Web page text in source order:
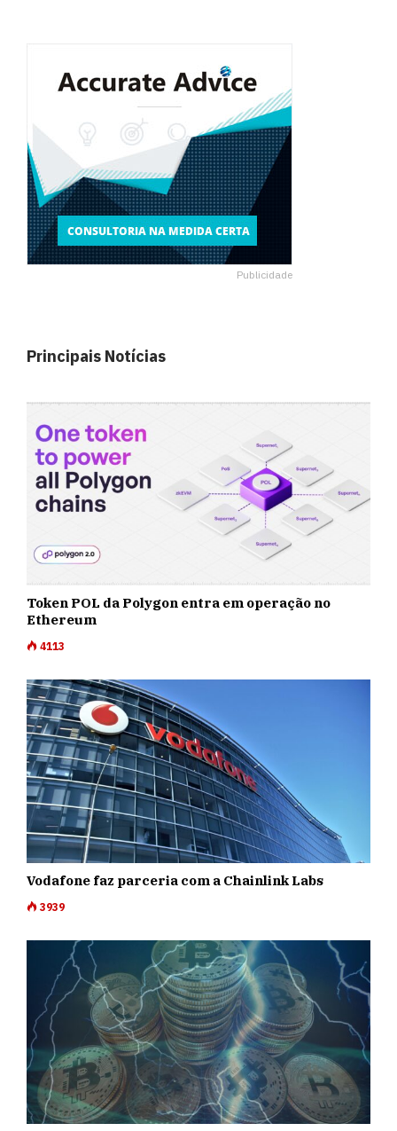
Publicidade
Principais Notícias
Token POL da Polygon entra em operação no
Ethereum
4113
Vodafone faz parceria com a Chainlink Labs
3939